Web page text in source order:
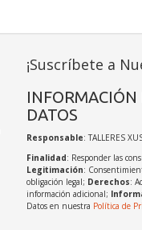
¡Suscríbete a
INFORMACIÓN
DATOS
Responsable: TALLERES
Finalidad: Responder las
Legitimación:
obligación legal; Derechos:
información adicional;
Datos en nuestra Política de